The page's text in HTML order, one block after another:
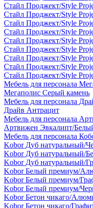
Стайл Проджект/Style
Стайл Проджект/Style
Стайл Проджект/Style
Стайл Проджект/Style
Стайл Проджект/Style
Стайл Проджект/Style
Стайл Проджект/Style
Стайл Проджект/Style
Стайл Проджект/Style
Мебель для персонала
Мегаполис Серый камень
Мебель для персонала
Драйв Антрацит
Мебель для персонала
Артвижен Эвкалипт/
Мебель для персонала
Kobor Дуб натуральный/
Kobor Дуб натуральный/
Kobor Дуб натуральный/
Kobor Белый премиум/
Kobor Белый премиум/
Kobor Белый премиум/
Kobor Бетон чикаго/
Kobor Бетон чикаго/